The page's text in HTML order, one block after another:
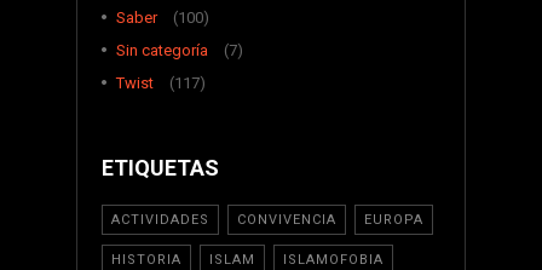
Saber
(100)
Sin categoría
(7)
Twist
(117)
ETIQUETAS
ACTIVIDADES CONVIVENCIA EUROPA
HISTORIA ISLAM ISLAMOFOBIA